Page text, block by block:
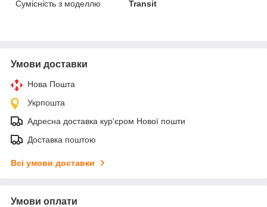
Сумісність з моделлю
Transit
Умови доставки
Нова Пошта
Укрпошта
Адресна доставка кур'єром Нової пошти
Доставка поштою
Всі умови доставки
Умови оплати